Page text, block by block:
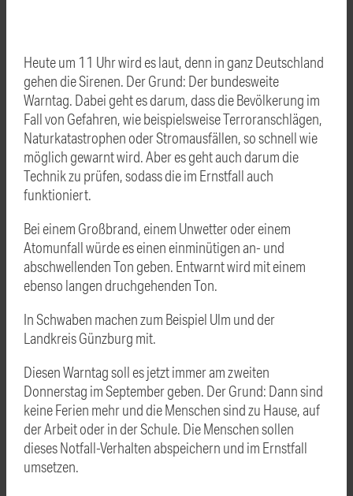
Heute um 11 Uhr wird es laut, denn in ganz Deutschland
gehen die Sirenen. Der Grund: Der bundesweite
Warntag. Dabei geht es darum, dass die Bevölkerung im
Fall von Gefahren, wie beispielsweise Terroranschlägen,
Naturkatastrophen oder Stromausfällen, so schnell wie
möglich gewarnt wird. Aber es geht auch darum die
Technik zu prüfen, sodass die im Ernstfall auch
funktioniert.
Bei einem Großbrand, einem Unwetter oder einem
Atomunfall würde es einen einminütigen an- und
abschwellenden Ton geben. Entwarnt wird mit einem
ebenso langen druchgehenden Ton.
In Schwaben machen zum Beispiel Ulm und der
Landkreis Günzburg mit.
Diesen Warntag soll es jetzt immer am zweiten
Donnerstag im September geben. Der Grund: Dann sind
keine Ferien mehr und die Menschen sind zu Hause, auf
der Arbeit oder in der Schule. Die Menschen sollen
dieses Notfall-Verhalten abspeichern und im Ernstfall
umsetzen.